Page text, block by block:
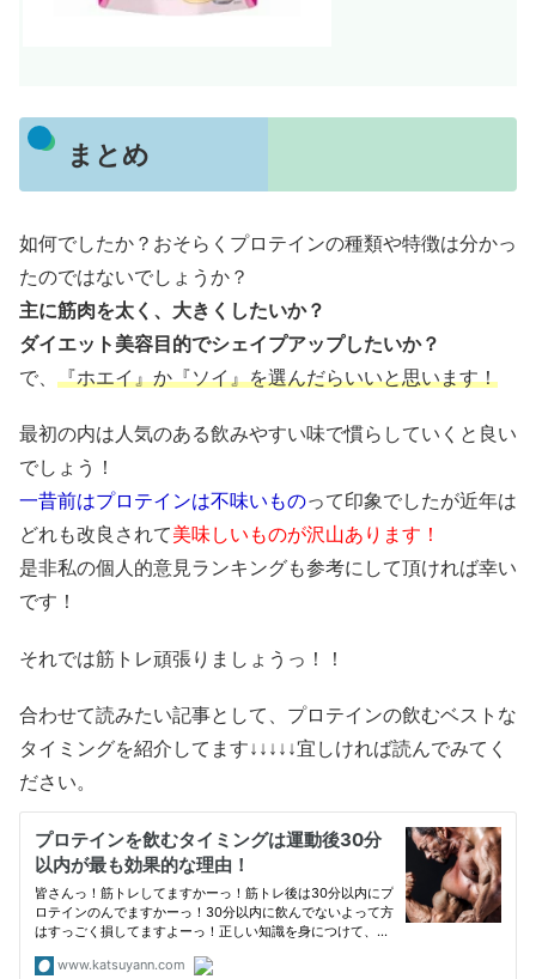
まとめ
如何でしたか？おそらくプロテインの種類や特徴は分かっ
たのではないでしょうか？
主に筋肉を太く、大きくしたいか？
ダイエット美容目的でシェイプアップしたいか？
で、 『ホエイ』か『ソイ』を選んだらいいと思います！
最初の内は人気のある飲みやすい味で慣らしていくと良い
でしょう！
一昔前はプロテインは不味いものって印象でしたが近年は
どれも改良されて美味しいものが沢山あります！
是非私の個人的意見ランキングも参考にして頂ければ幸い
です！
それでは筋トレ頑張りましょうっ！！
合わせて読みたい記事として、プロテインの飲むベストな
タイミングを紹介してます↓↓↓↓↓宜しければ読んでみてく
ださい。